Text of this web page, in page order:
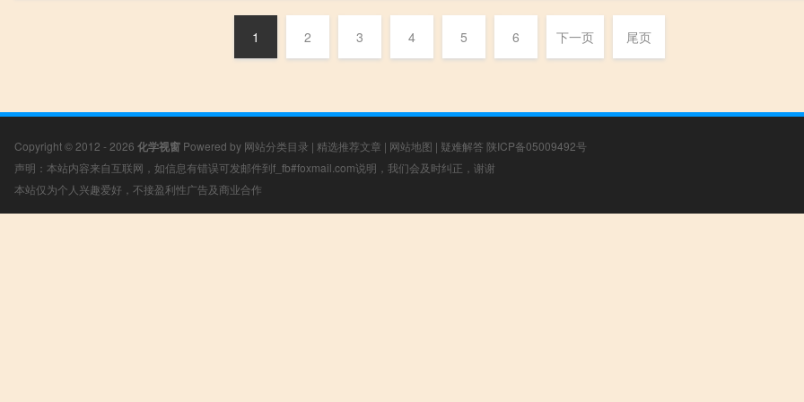
1 2 3 4 5 6 下一页 尾页
Copyright © 2012 - 2026 化学视窗 Powered by 网站分类目录 | 精选推荐文章 | 网站地图 | 疑难解答 陕ICP备05009492号
声明：本站内容来自互联网，如信息有错误可发邮件到f_fb#foxmail.com说明，我们会及时纠正，谢谢
本站仅为个人兴趣爱好，不接盈利性广告及商业合作